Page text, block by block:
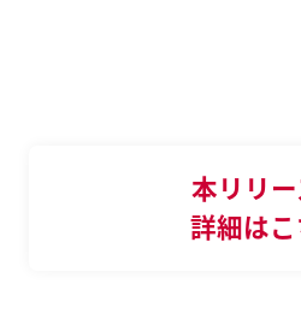
本リリ
詳細はこ